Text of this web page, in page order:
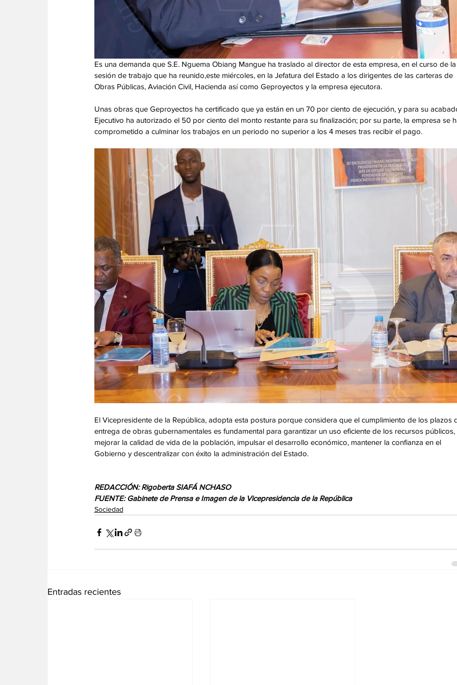
Es una demanda que S.E. Nguema Obiang Mangue ha traslado al director de esta empresa, en el curso de
sesión de trabajo que ha reunido,este miércoles, en la Jefatura del Estado a los dirigentes de las carteras de
Obras Públicas, Aviación Civil, Hacienda así como Geproyectos y la empresa ejecutora.
Unas obras que Geproyectos ha certificado que ya están en un 70 por ciento de ejecución, y para su
Ejecutivo ha autorizado el 50 por ciento del monto restante para su finalización; por su parte, la empresa se
comprometido a culminar los trabajos en un periodo no superior a los 4 meses tras recibir el pago.
El Vicepresidente de la República, adopta esta postura porque considera que el cumplimiento de los plazos
entrega de obras gubernamentales es fundamental para garantizar un uso eficiente de los recursos públicos,
mejorar la calidad de vida de la población, impulsar el desarrollo económico, mantener la confianza en el
Gobierno y descentralizar con éxito la administración del Estado.
REDACCIÓN: Rigoberta SIAFÁ NCHASO
FUENTE: Gabinete de Prensa e Imagen de la Vicepresidencia de la República
Sociedad
Entradas recientes